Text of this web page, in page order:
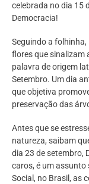
celebrada no dia 15
Democracia!
Seguindo a
flores que sinalizam
palavra de origem
Setembro. Um dia
que objetiva
preservação das
Antes que se
natureza, saibam
dia 23 de setembro,
caros, é um assunto
Social, no Brasil, as